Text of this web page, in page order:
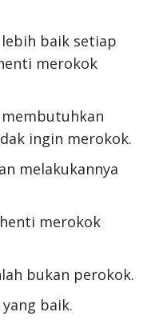
lebih baik setiap
merokok
ingin merokok.
melakukannya
merokok
bukan perokok.
baik.